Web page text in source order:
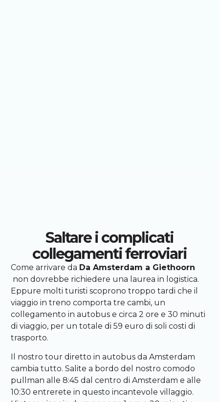
Saltare i complicati
collegamenti ferroviari
Come arrivare da Da Amsterdam a Giethoorn
non dovrebbe richiedere una laurea in logistica.
Eppure molti turisti scoprono troppo tardi che il
viaggio in treno comporta tre cambi, un
collegamento in autobus e circa 2 ore e 30 minuti
di viaggio, per un totale di 59 euro di soli costi di
trasporto.
Il nostro tour diretto in autobus da Amsterdam
cambia tutto. Salite a bordo del nostro comodo
pullman alle 8:45 dal centro di Amsterdam e alle
10:30 entrerete in questo incantevole villaggio.